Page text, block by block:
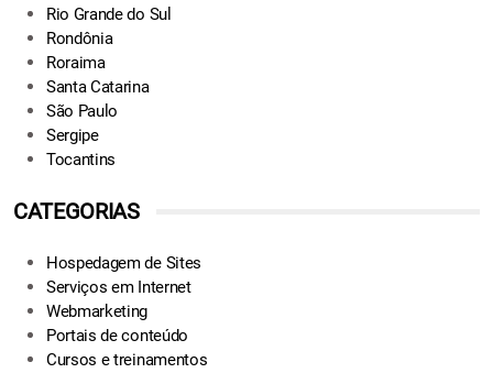
Rio Grande do Sul
Rondônia
Roraima
Santa Catarina
São Paulo
Sergipe
Tocantins
CATEGORIAS
Hospedagem de Sites
Serviços em Internet
Webmarketing
Portais de conteúdo
Cursos e treinamentos